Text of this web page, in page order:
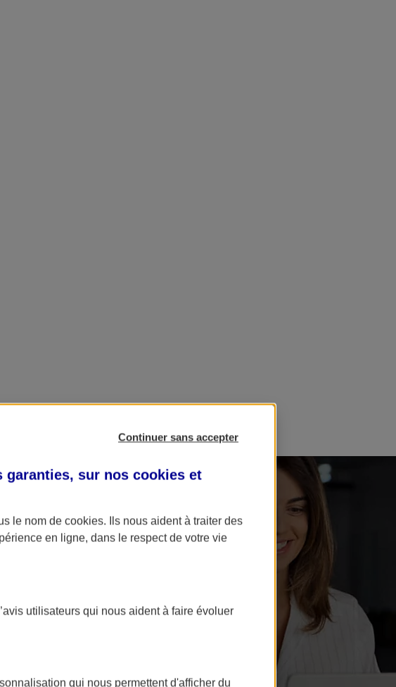
Continuer sans accepter
garanties, sur nos cookies et
le nom de cookies. Ils nous aident à traiter des
en ligne, dans le respect de votre vie
utilisateurs qui nous aident à faire évoluer
qui nous permettent d'afficher du